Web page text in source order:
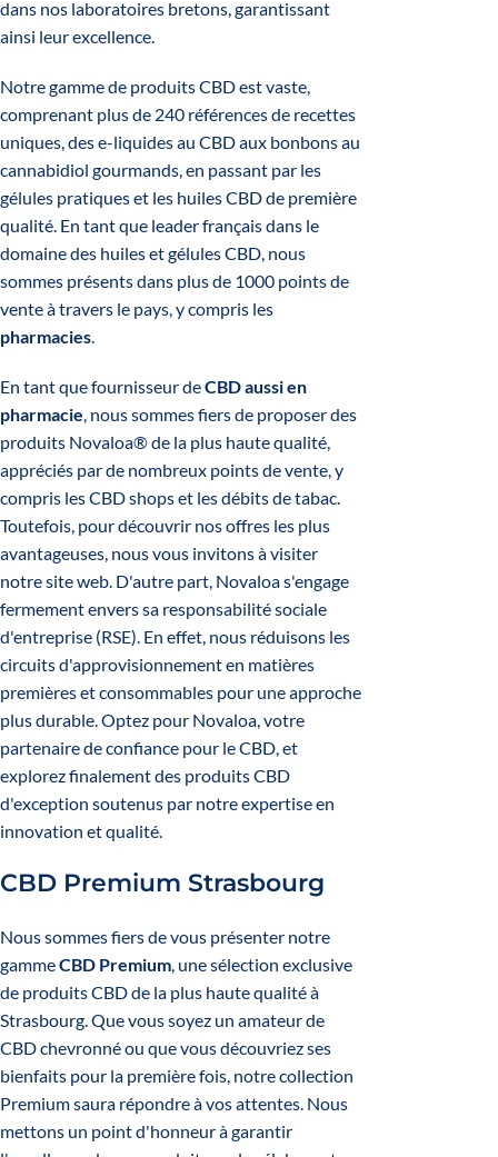
dans nos laboratoires bretons, garantissant
ainsi leur excellence.
Notre gamme de produits CBD est vaste,
comprenant plus de 240 références de recettes
uniques, des e-liquides au CBD aux bonbons au
cannabidiol gourmands, en passant par les
gélules pratiques et les huiles CBD de première
qualité. En tant que leader français dans le
domaine des huiles et gélules CBD, nous
sommes présents dans plus de 1000 points de
vente à travers le pays, y compris les
pharmacies.
En tant que fournisseur deCBD aussi en
pharmacie, nous sommes fiers de proposer des
produits Novaloa® de la plus haute qualité,
appréciés par de nombreux points de vente, y
compris les CBD shops et les débits de tabac.
Toutefois, pour découvrir nos offres les plus
avantageuses, nous vous invitons à visiter
notre site web. D'autre part, Novaloa s'engage
fermement envers sa responsabilité sociale
d'entreprise (RSE). En effet, nous réduisons les
circuits d'approvisionnement en matières
premières et consommables pour une approche
plus durable. Optez pour Novaloa, votre
partenaire de confiance pour le CBD, et
explorez finalement des produits CBD
d'exception soutenus par notre expertise en
innovation et qualité.
CBD Premium Strasbourg
Nous sommes fiers de vous présenter notre
gammeCBD Premium, une sélection exclusive
de produits CBD de la plus haute qualité à
Strasbourg. Que vous soyez un amateur de
CBD chevronné ou que vous découvriez ses
bienfaits pour la première fois, notre collection
Premium saura répondre à vos attentes. Nous
mettons un point d'honneur à garantir